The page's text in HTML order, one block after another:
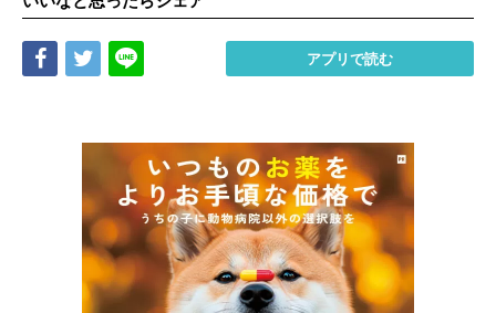
Share Tweet アプリで読む